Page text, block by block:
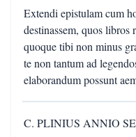
Extendi epistulam cum
destinassem, quos libros
quoque tibi non minus
te non tantum ad
elaborandum possunt
C. PLINIUS ANNIO